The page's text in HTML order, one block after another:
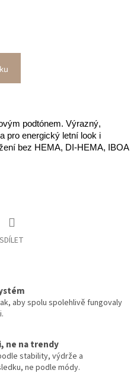
podtónem. Výrazný,
pro energický letní look i
bez HEMA, DI-HEMA, IBOA
SDÍLET
aby spolu spolehlivě fungovaly
ne na trendy
stability, výdrže a
ne podle módy.